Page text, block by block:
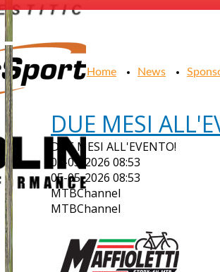
Home News
DUE MESI
DUE MESI ALL'EVENTO!
05-05-2026 08:53
05-05-2026 08:53
MTBChannel
MTBChannel